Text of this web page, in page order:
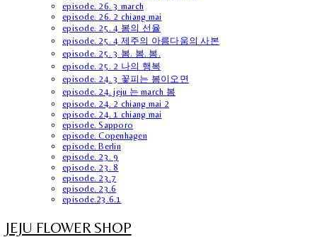
episode. 26. 3 march
episode. 26. 2 chiang mai
episode. 25. 4 봄의 선율
episode. 25. 4 제주의 아름다움의 사본
episode. 25. 3 봄. 봄. 봄.
episode. 25. 2 나의 행복
episode. 24. 3 꽃피는 봄이오면
episode. 24. jeju 는 march 봄
episode. 24. 2 chiang mai 2
episode. 24. 1 chiang mai
episode. Sapporo
episode. Copenhagen
episode. Berlin
episode. 23. 9
episode. 23. 8
episode. 23.7
episode. 23.6
episode.23.6.1
JEJU FLOWER SHOP